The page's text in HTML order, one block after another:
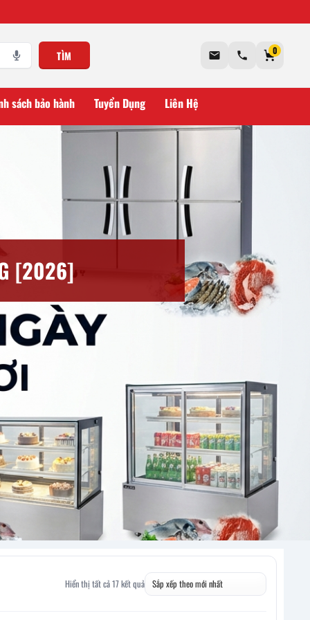
TÌM 0
sách bảo hành Tuyển Dụng Liên Hệ
[2026]
Hiển thị tất cả 17 kết quả Đã
sắp